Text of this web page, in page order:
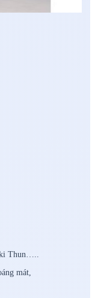
Thun…..
mát,